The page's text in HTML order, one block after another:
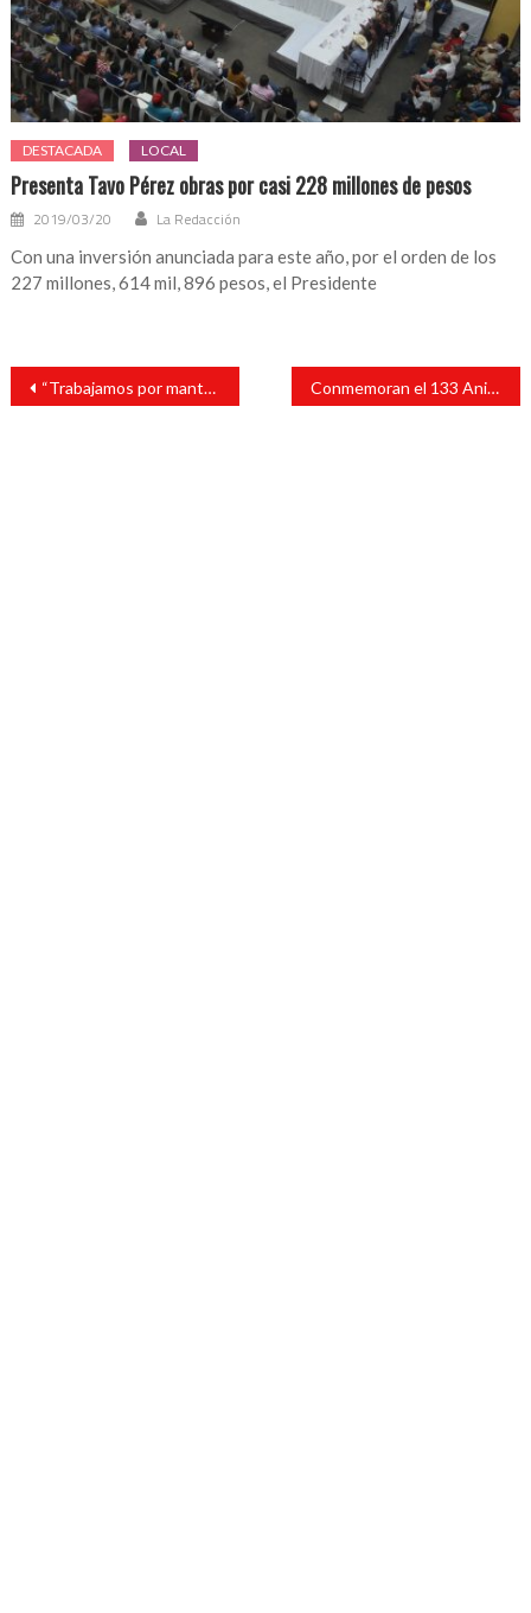
DESTACADA LOCAL
Presenta Tavo Pérez obras por casi 228 millones de pesos
2019/03/20 La Redacción
Con una inversión anunciada para este año, por el orden de los
227 millones, 614 mil, 896 pesos, el Presidente
Navegación
entradas
“Trabajamos por mantener un presente estable, y heredar una mejor ciudad a los niños”: Tavo Pérez Conmemoran el 133 Aniversario del Día del Trabajo en San Andrés Tuxtla